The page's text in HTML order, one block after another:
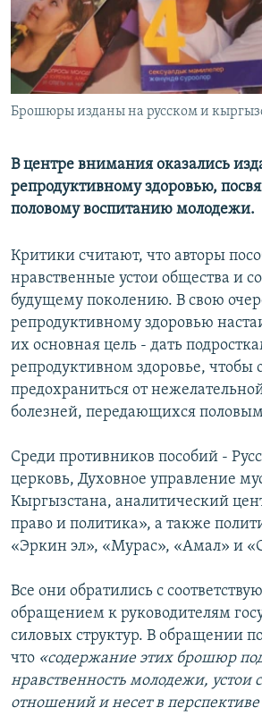
Брошюры изданы на русском и
В центре внимания оказались
репродуктивному здоровью,
половому воспитанию молодежи.
Критики считают, что авторы
нравственные устои общества и
будущему поколению. В свою
репродуктивному здоровью
их основная цель - дать
репродуктивном здоровье, чтобы
предохраниться от
болезней, передающихся
Среди противников пособий -
церковь, Духовное управление
Кыргызстана, аналитический
право и политика», а также
«Эркин эл», «Мурас», «Амал» и
Все они обратились с
обращением к руководителям
силовых структур. В обращении
что «содержание этих брошюр
нравственность молодежи, устои
отношений и несет в перспективе